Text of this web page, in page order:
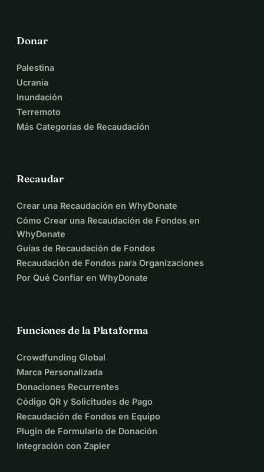
Donar
Palestina
Ucrania
Inundación
Terremoto
Más Categorías de Recaudación
Recaudar
Crear una Recaudación en WhyDonate
Cómo Crear una Recaudación de Fondos en
WhyDonate
Guías de Recaudación de Fondos
Recaudación de Fondos para Organizaciones
Por Qué Confiar en WhyDonate
Funciones de la Plataforma
Crowdfunding Global
Marca Personalizada
Donaciones Recurrentes
Código QR y Solicitudes de Pago
Recaudación de Fondos en Equipo
Plugin de Formulario de Donación
Integración con Zapier